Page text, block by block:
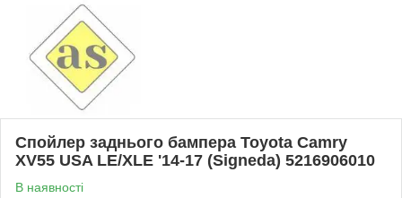
Спойлер заднього бампера Toyota Camry
XV55 USA LE/XLE '14-17 (Signeda) 5216906010
В наявності